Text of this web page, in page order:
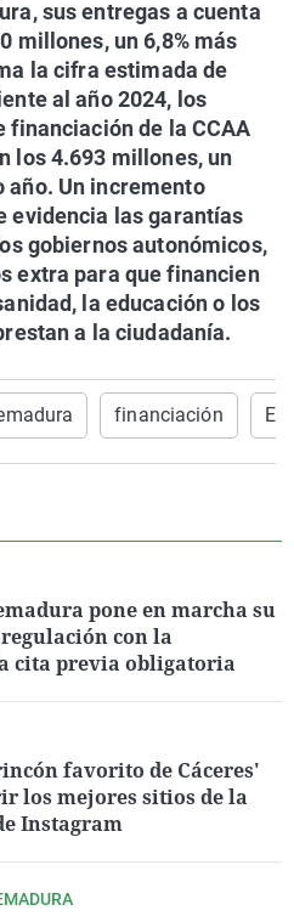
sus entregas a cuenta
millones, un 6,8% más
la cifra estimada de
al año 2024, los
financiación de la CCAA
los 4.693 millones, un
año. Un incremento
evidencia las garantías
gobiernos autonómicos,
extra para que financien
la educación o los
a la ciudadanía.
financiación
pone en marcha su
con la
cita previa obligatoria
favorito de Cáceres'
los mejores sitios de la
Instagram